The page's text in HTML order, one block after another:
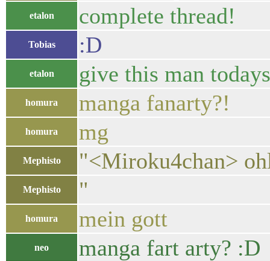
etalon complete thread!
Tobias :D
etalon give this man
homura manga fanarty?!
homura mg
Mephisto "<Miroku4chan>
Mephisto "
homura mein gott
neo manga fart arty? :D